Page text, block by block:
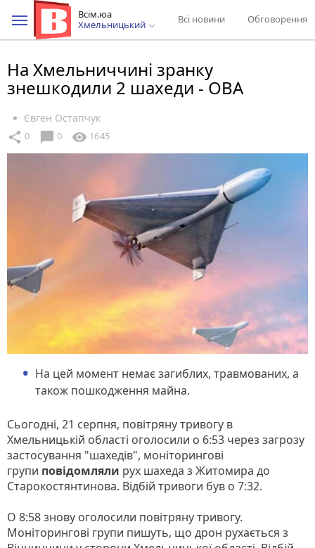
Всім.юа
Хмельницький
Всі новини Обговорення
На Хмельниччині зранку
знешкодили 2 шахеди - ОВА
Євген Остапчук
share 0 chat_bubble 0 visibility 1645
На цей момент немає загиблих, травмованих, а
також пошкодження майна.
Сьогодні, 21 серпня, повітряну тривогу в
Хмельницькій області оголосили о 6:53 через загрозу
застосування "шахедів", моніторингові
групи повідомляли рух шахеда з Житомира до
Старокостянтинова. Відбій тривоги був о 7:32.
О 8:58 знову оголосили повітряну тривогу.
Моніторингові групи пишуть, що дрон рухається з